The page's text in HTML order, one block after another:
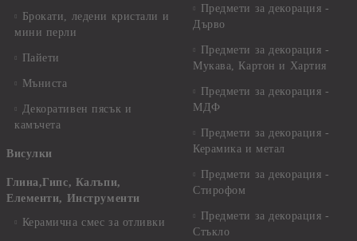
Брокати, ледени кристали и
мини перли
Пайети
Мъниста
Декоративен пясък и
камъчета
Висулки
Глина,Гипс, Калъпи,
Елементи, Инструменти
Керамична смес за отливки
Предмети за декорация -
Дърво
Предмети за декорация -
Мукава, Картон и Хартия
Предмети за декорация -
МДФ
Предмети за декорация -
Керамика и метал
Предмети за декорация -
Стирофом
Предмети за декорация -
Стъкло